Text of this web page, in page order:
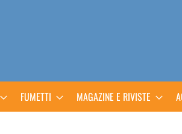
FUMETTI MAGAZINE E RIVISTE